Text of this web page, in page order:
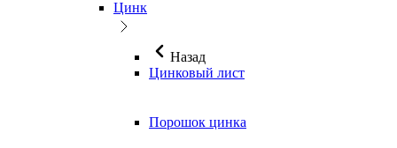
Цинк
Назад
Цинковый лист
Порошок цинка